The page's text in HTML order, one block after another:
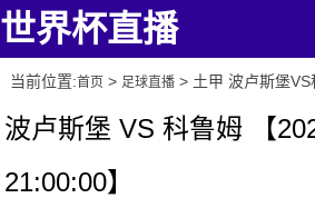
世界杯直播
当前位置:首页> 足球直播> 土甲 波卢斯堡VS
波卢斯堡 VS 科鲁姆 【
21:00:00】